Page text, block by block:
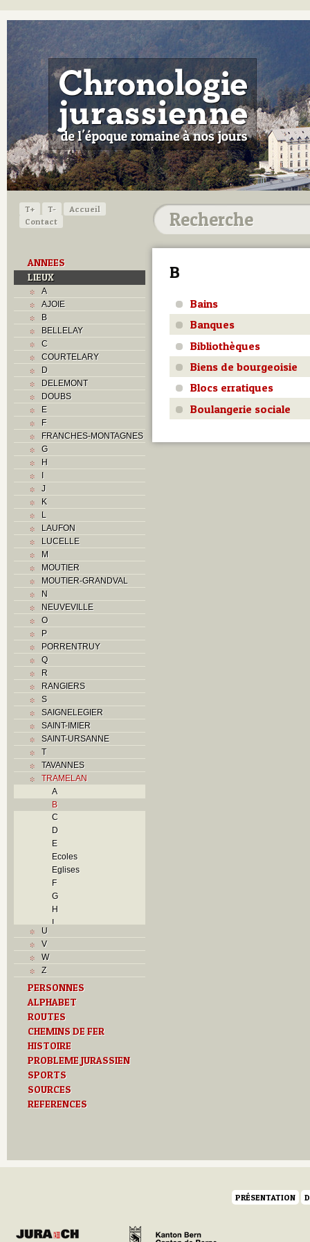
T+ T-
Accueil
Contact
ANNEES
LIEUX
A
AJOIE
B
BELLELAY
C
COURTELARY
D
DELEMONT
DOUBS
E
F
FRANCHES-MONTAGNES
G
H
I
J
K
L
LAUFON
LUCELLE
M
MOUTIER
MOUTIER-GRANDVAL
N
NEUVEVILLE
O
P
PORRENTRUY
Q
R
RANGIERS
S
SAIGNELEGIER
SAINT-IMIER
SAINT-URSANNE
T
TAVANNES
TRAMELAN
A
B
C
D
E
Ecoles
Eglises
F
G
H
I
P
R
S
T
U
U
V
W
Z
PERSONNES
ALPHABET
ROUTES
CHEMINS DE FER
HISTOIRE
PROBLEME JURASSIEN
SPORTS
SOURCES
REFERENCES
B
Bains
Banques
Bibliothèques
Biens de bourgeoisie
Blocs erratiques
Boulangerie sociale
PRÉSENTATION